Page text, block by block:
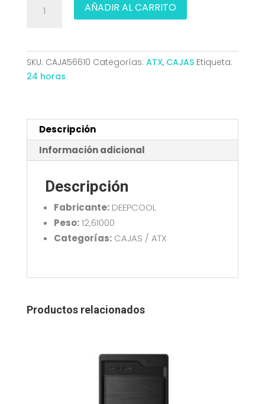
MICRO-
DEEPCOOL
CC360
VENT.
ARGB
BLANCA
AÑADIR AL CARRITO
SKU: CAJA56610 Categorías: ATX, CAJAS Etiqueta:
24 horas
Descripción
Información adicional
Descripción
Fabricante:DEEPCOOL
Peso:12,61000
Categorías:CAJAS / ATX
Productos relacionados